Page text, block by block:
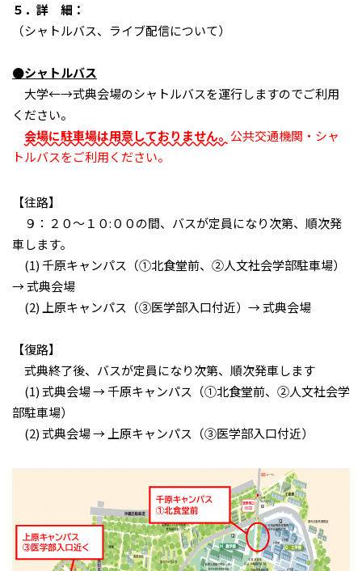
５．詳 細：
（シャトルバス、ライブ配信について）
●シャトルバス
大学←→式典会場のシャトルバスを運行しますのでご利用
ください。
会場に駐車場は用意しておりません。 公共交通機関・シャ
トルバスをご利用ください。
【往路】
９：２０～１０:００の間、バスが定員になり次第、順次発
車します。
(1) 千原キャンパス（①北食堂前、②人文社会学部駐車場）
→ 式典会場
(2) 上原キャンパス（③医学部入口付近）→ 式典会場
【復路】
式典終了後、バスが定員になり次第、順次発車します
(1) 式典会場 → 千原キャンパス（①北食堂前、②人文社会学
部駐車場）
(2) 式典会場 → 上原キャンパス（③医学部入口付近）